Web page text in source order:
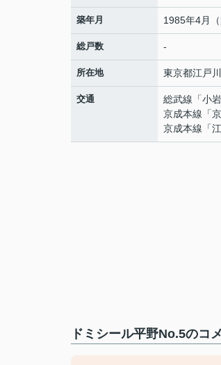
築年月 1985年4月（
総戸数 -
所在地 東京都江戸
交通 総武線 「小岩
京成本線 「
京成本線 「
ドミシール平野No.5のコ